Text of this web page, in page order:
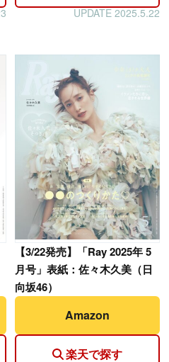
UPDATE 2025.5.22
【3/22発売】「Ray 2025年 5
月号」表紙：佐々木久美（日
向坂46）
Amazon
楽天で探す